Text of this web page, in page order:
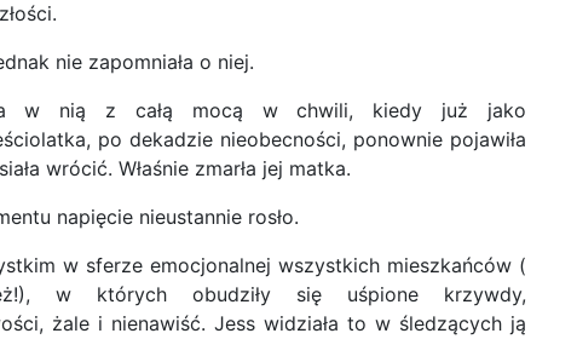
nie zapomniała o niej.
nią z całą mocą w chwili, kiedy już jako
po dekadzie nieobecności, ponownie pojawiła
wrócić. Właśnie zmarła jej matka.
napięcie nieustannie rosło.
w sferze emocjonalnej wszystkich mieszkańców (
w których obudziły się uśpione krzywdy,
żale i nienawiść. Jess widziała to w śledzących ją